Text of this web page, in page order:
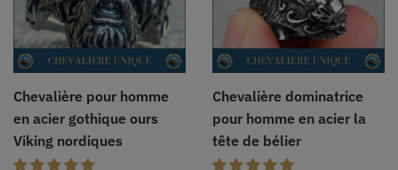
Chevalière pour homme
en acier gothique ours
Viking nordiques
Chevalière dominatrice
pour homme en acier la
tête de bélier